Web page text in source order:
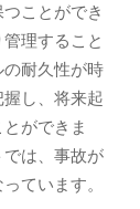
ことができ
理すること
耐久性が時
し、将来起
ができま
は、事故が
ています。